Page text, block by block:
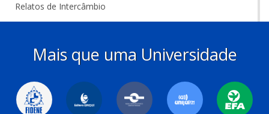
Relatos de Intercâmbio
Mais que uma Universidade